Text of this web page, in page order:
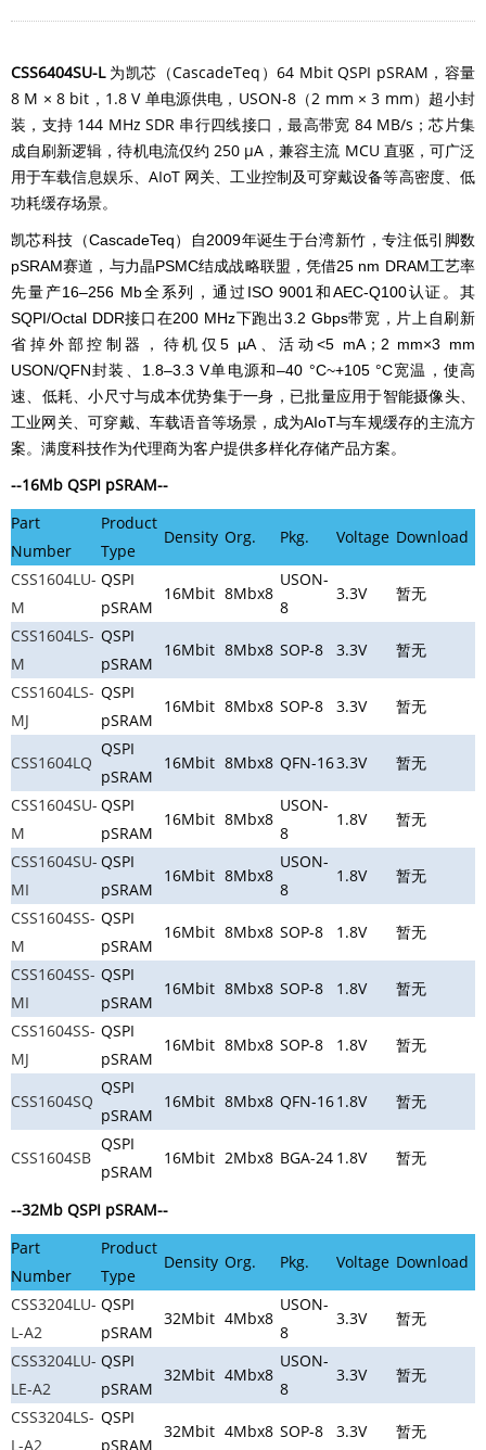
CSS6404SU-L为凯芯（CascadeTeq）64 Mbit QSPI pSRAM，容量
8 M × 8 bit，1.8 V 单电源供电，USON-8（2 mm × 3 mm）超小封
装，支持 144 MHz SDR 串行四线接口，最高带宽 84 MB/s；芯片集
成自刷新逻辑，待机电流仅约 250 µA，兼容主流 MCU 直驱，可广泛
用于车载信息娱乐、AIoT 网关、工业控制及可穿戴设备等高密度、低
功耗缓存场景。
凯芯科技（CascadeTeq）自2009年诞生于台湾新竹，专注低引脚数
pSRAM赛道，与力晶PSMC结成战略联盟，凭借25 nm DRAM工艺率
先量产16–256 Mb全系列，通过ISO 9001和AEC-Q100认证。其
SQPI/Octal DDR接口在200 MHz下跑出3.2 Gbps带宽，片上自刷新
省掉外部控制器，待机仅5 µA、活动<5 mA；2 mm×3 mm
USON/QFN封装、1.8–3.3 V单电源和–40 °C~+105 °C宽温，使高
速、低耗、小尺寸与成本优势集于一身，已批量应用于智能摄像头、
工业网关、可穿戴、车载语音等场景，成为AIoT与车规缓存的主流方
案。满度科技作为代理商为客户提供多样化存储产品方案。
--16Mb QSPI pSRAM--
Part
Number
Product
Type
Density Org. Pkg. Voltage Download
CSS1604LU-
M
QSPI
pSRAM
16Mbit 8Mbx8
USON-
8
3.3V 暂无
CSS1604LS-
M
QSPI
pSRAM
16Mbit 8Mbx8 SOP-8 3.3V 暂无
CSS1604LS-
MJ
QSPI
pSRAM
16Mbit 8Mbx8 SOP-8 3.3V 暂无
CSS1604LQ
QSPI
pSRAM
16Mbit 8Mbx8 QFN-163.3V 暂无
CSS1604SU-
M
QSPI
pSRAM
16Mbit 8Mbx8
USON-
8
1.8V 暂无
CSS1604SU-
MI
QSPI
pSRAM
16Mbit 8Mbx8
USON-
8
1.8V 暂无
CSS1604SS-
M
QSPI
pSRAM
16Mbit 8Mbx8 SOP-8 1.8V 暂无
CSS1604SS-
MI
QSPI
pSRAM
16Mbit 8Mbx8 SOP-8 1.8V 暂无
CSS1604SS-
MJ
QSPI
pSRAM
16Mbit 8Mbx8 SOP-8 1.8V 暂无
CSS1604SQ
QSPI
pSRAM
16Mbit 8Mbx8 QFN-161.8V 暂无
CSS1604SB
QSPI
pSRAM
16Mbit 2Mbx8 BGA-24 1.8V 暂无
--32Mb QSPI pSRAM--
Part
Number
Product
Type
Density Org. Pkg. Voltage Download
CSS3204LU-
L-A2
QSPI
pSRAM
32Mbit 4Mbx8
USON-
8
3.3V 暂无
CSS3204LU-
LE-A2
QSPI
pSRAM
32Mbit 4Mbx8
USON-
8
3.3V 暂无
CSS3204LS-
L-A2
QSPI
pSRAM
32Mbit 4Mbx8 SOP-8 3.3V 暂无